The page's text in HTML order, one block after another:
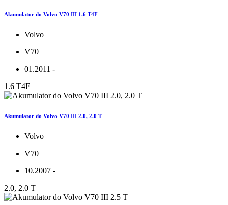
Akumulator do Volvo V70 III 1.6 T4F
Volvo
V70
01.2011 -
1.6 T4F
Akumulator do Volvo V70 III 2.0, 2.0 T
Volvo
V70
10.2007 -
2.0, 2.0 T